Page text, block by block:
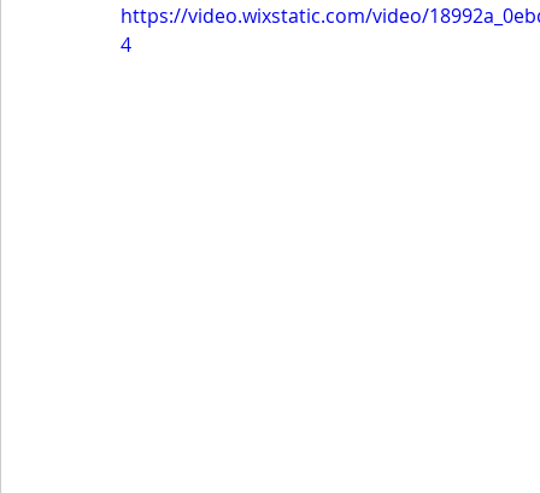
https://video.wixstatic.com/video/
4